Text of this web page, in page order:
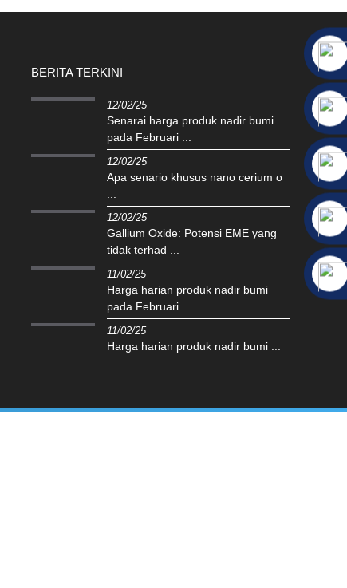
BERITA TERKINI
12/02/25
Senarai harga produk nadir bumi
pada Februari ...
12/02/25
Apa senario khusus nano cerium o
12/02/25
Gallium Oxide: Potensi EME yang
tidak terhad ...
11/02/25
Harga harian produk nadir bumi
pada Februari ...
11/02/25
Harga harian produk nadir bumi ...